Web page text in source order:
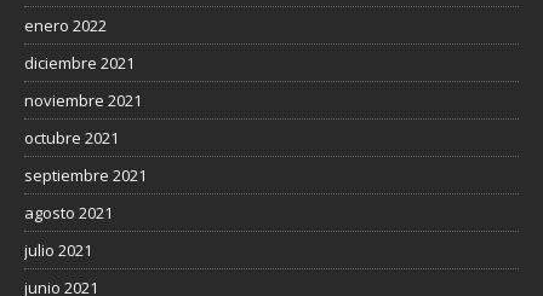
enero 2022
diciembre 2021
noviembre 2021
octubre 2021
septiembre 2021
agosto 2021
julio 2021
junio 2021